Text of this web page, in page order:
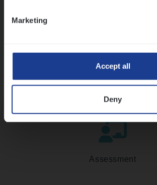
Marketing
Accept all
Deny
Kennismaking met HR
Assessment